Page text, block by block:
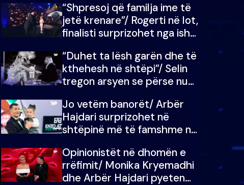
i mban dot lotët: Nuk
meritoj…
“Shpresoj që familja ime të
jetë krenare”/ Rogerti në lot,
finalisti surprizohet nga ish-
“Duhet ta lësh garën dhe të
kthehesh në shtëpi”/ Selin
tregon arsyen se përse nuk
Doja ta çoja luftën time deri
në fund
Jo vetëm banorët/ Arbër
Hajdari surprizohet në
shtëpinë më të famshme në
me vajzën e tij
Opinionistët në dhomën e
rrëfimit/ Monika Kryemadhi
dhe Arbër Hajdari pyeten